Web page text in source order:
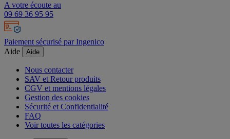
A votre écoute au
09 69 36 95 95
Paiement sécurisé par Ingenico
Aide
Aide
Nous contacter
SAV et Retour produits
CGV et mentions légales
Gestion des cookies
Sécurité et Confidentialité
FAQ
Voir toutes les catégories